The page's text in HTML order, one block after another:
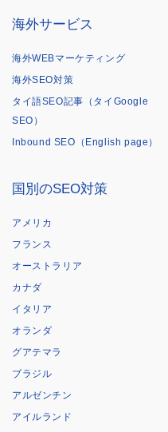
海外サービス
海外WEBマーケティング
海外SEO対策
タイ語SEO記事（タイGoogle
SEO）
Inbound SEO（English page）
国別のSEO対策
アメリカ
フランス
オーストラリア
カナダ
イタリア
オランダ
グアテマラ
ブラジル
アルゼンチン
アイルランド